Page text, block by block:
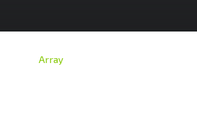
Array